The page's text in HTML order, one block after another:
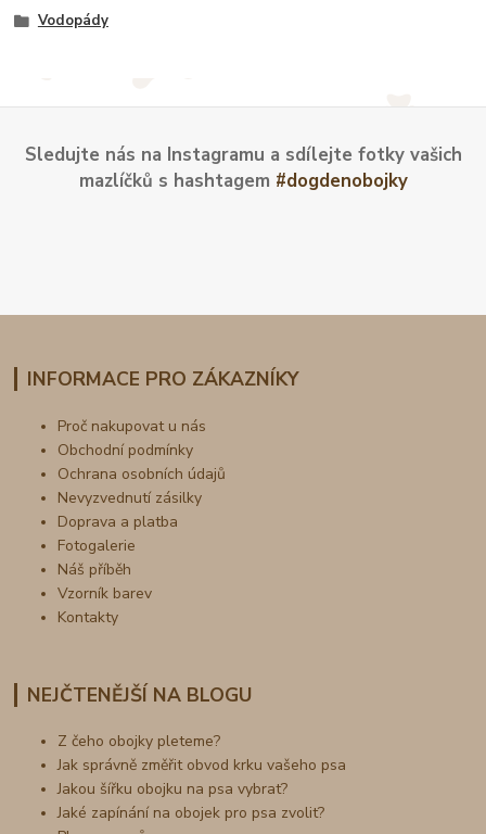
Vodopády
Sledujte nás na Instagramu a sdílejte fotky vašich
mazlíčků s hashtagem #dogdenobojky
INFORMACE PRO ZÁKAZNÍKY
Proč nakupovat u nás
Obchodní podmínky
Ochrana osobních údajů
Nevyzvednutí zásilky
Doprava a platba
Fotogalerie
Náš příběh
Vzorník barev
Kontakty
NEJČTENĚJŠÍ NA BLOGU
Z čeho obojky pleteme?
Jak správně změřit obvod krku vašeho psa
Jakou šířku obojku na psa vybrat?
Jaké zapínání na obojek pro psa zvolit?